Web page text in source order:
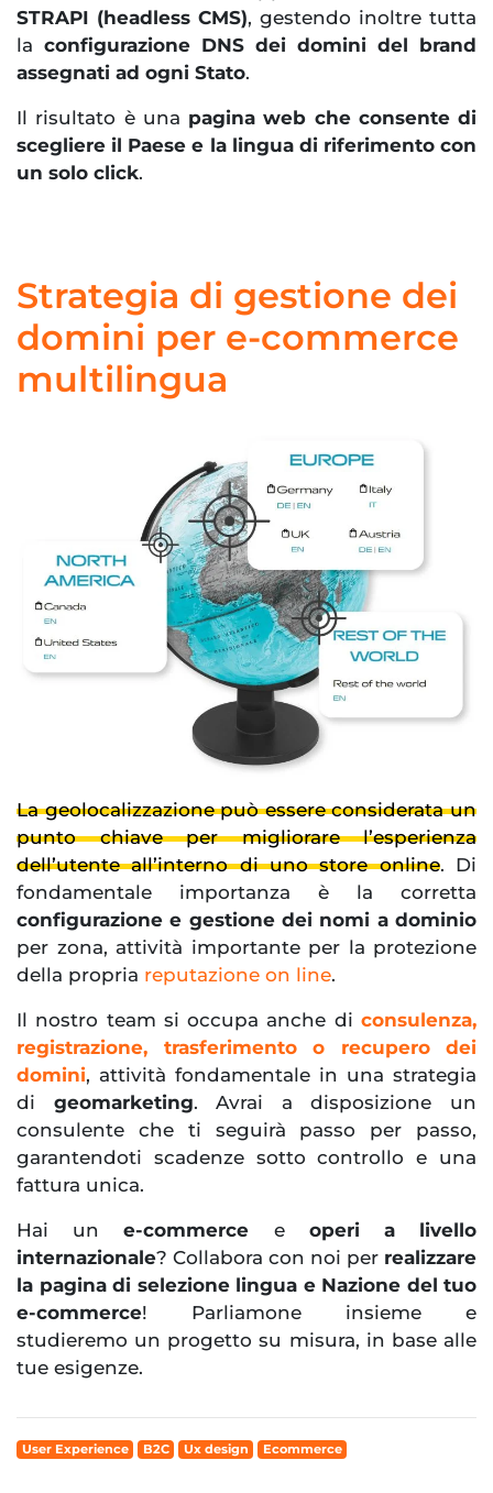
STRAPI (headless CMS), gestendo inoltre tutta
la configurazione DNS dei domini del brand
assegnati ad ogni Stato.
Il risultato è una pagina web che consente di
scegliere il Paese e la lingua di riferimento con
un solo click.
Strategia di gestione dei
domini per e-commerce
multilingua
La geolocalizzazione può essere considerata un
punto chiave per migliorare l’esperienza
dell’utente all’interno di uno store online. Di
fondamentale importanza è la corretta
configurazione e gestione dei nomi a dominio
per zona, attività importante per la protezione
della propria reputazione on line.
Il nostro team si occupa anche di consulenza,
registrazione, trasferimento o recupero dei
domini, attività fondamentale in una strategia
di geomarketing. Avrai a disposizione un
consulente che ti seguirà passo per passo,
garantendoti scadenze sotto controllo e una
fattura unica.
Hai une-commerce e operi a livello
internazionale? Collabora con noi per realizzare
la pagina di selezione lingua e Nazione del tuo
e-commerce! Parliamone insieme e
studieremo un progetto su misura, in base alle
tue esigenze.
User Experience B2C Ux design Ecommerce